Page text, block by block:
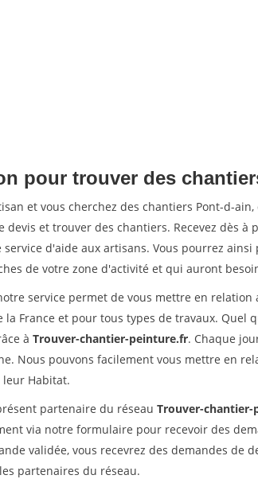
pour trouver des
et vous cherchez des chantiers Pont-d-
devis et trouver des chantiers. Recevez dès à
d'aide aux artisans. Vous pourrez ainsi
de votre zone d'activité et qui auront
service permet de vous mettre en
la France et pour tous types de travaux. Quel
à Trouver-chantier-peinture.fr. Chaque
Nous pouvons facilement vous mettre en
Habitat.
partenaire du réseau Trouver-
via notre formulaire pour recevoir des
validée, vous recevrez des demandes de
partenaires du réseau.